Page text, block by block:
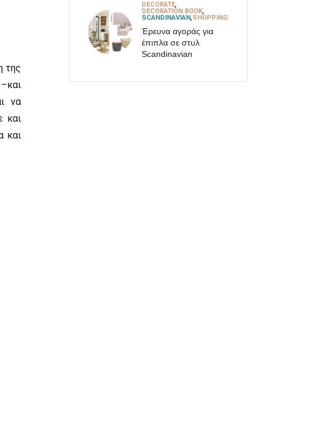
της
να
και
και
DECORATE,
DECORATION BOOK,
SCANDINAVIAN,SHOPPING
Έρευνα αγοράς για
έπιπλα σε στυλ
Scandinavian